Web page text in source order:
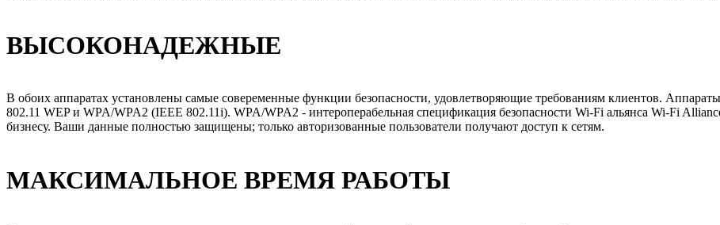
ВЫСОКОНАДЕЖНЫЕ
В обоих аппаратах установлены самые совеременные функции безопасности, удовлетворяющие требованиям клиентов.
802.11 WEP и WPA/WPA2 (IEEE 802.11i). WPA/WPA2 - интероперабельная спецификация безопасности Wi-Fi альянса Wi-Fi
бизнесу. Ваши данные полностью защищены; только авторизованные пользователи получают доступ к сетям.
МАКСИМАЛЬНОЕ ВРЕМЯ РАБОТЫ